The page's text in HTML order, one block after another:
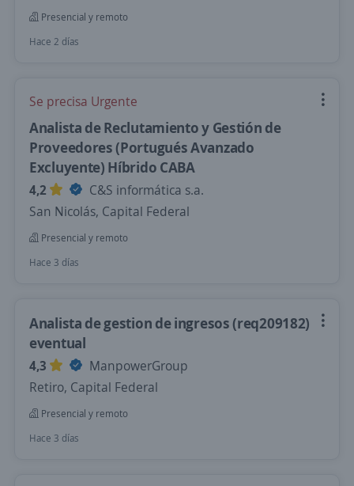
Presencial y remoto
Hace 2 días
Se precisa Urgente
Analista de Reclutamiento y Gestión de
Proveedores (Portugués Avanzado
Excluyente) Híbrido CABA
4,2
C&S informática s.a.
San Nicolás, Capital Federal
Presencial y remoto
Hace 3 días
Analista de gestion de ingresos (req209182)
eventual
4,3
ManpowerGroup
Retiro, Capital Federal
Presencial y remoto
Hace 3 días